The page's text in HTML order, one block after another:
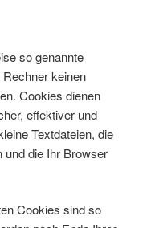
so genannte
keinen
Cookies dienen
effektiver und
Textdateien, die
und die Ihr Browser
Cookies sind so